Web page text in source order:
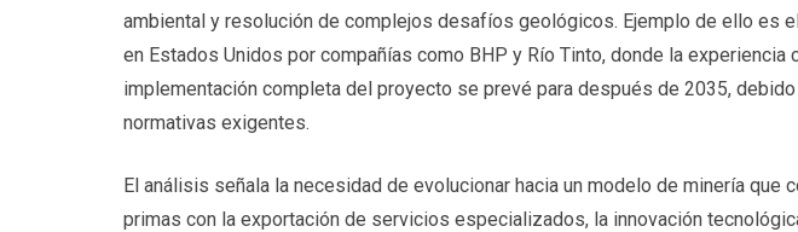
ambiental y resolución de complejos desafíos geológicos. Ejemplo de ello es
en Estados Unidos por compañías como BHP y Río Tinto, donde la experiencia
implementación completa del proyecto se prevé para después de 2035,
normativas exigentes.
El análisis señala la necesidad de evolucionar hacia un modelo de minería que
primas con la exportación de servicios especializados, la innovación